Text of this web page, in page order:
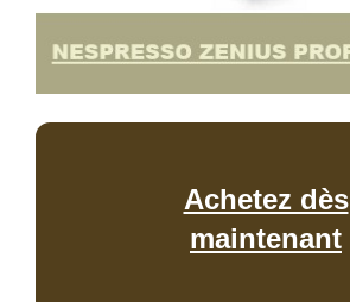
Achetez dès
maintenant